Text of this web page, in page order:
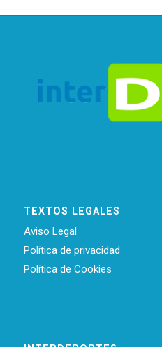
TEXTOS LEGALES
Aviso Legal
Política de privacidad
Política de Cookies